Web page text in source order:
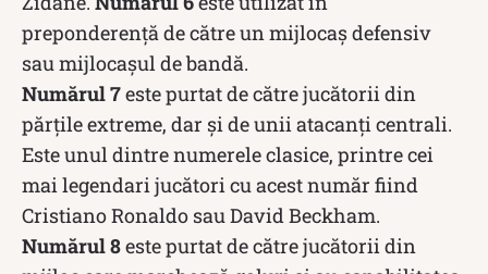
preponderență de către un mijlocaș defensiv
sau mijlocașul de bandă.
Numărul 7este purtat de către jucătorii din
părțile extreme, dar și de unii atacanți centrali.
Este unul dintre numerele clasice, printre cei
mai legendari jucători cu acest număr fiind
Cristiano Ronaldo sau David Beckham.
Numărul 8este purtat de către jucătorii din